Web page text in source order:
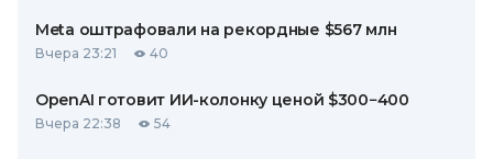
Meta оштрафовали на рекордные $567 млн
Вчера 23:21 40
OpenAI готовит ИИ-колонку ценой $300−400
Вчера 22:38 54